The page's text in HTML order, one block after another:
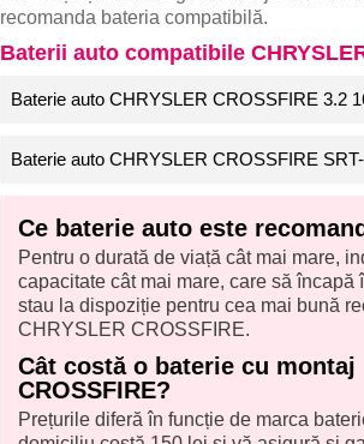
recomanda bateria compatibilă.
Baterii auto compatibile
Baterie auto CHRYSLER CROSSFIRE 3.2
Baterie auto CHRYSLER CROSSFIRE
Ce baterie auto este
Pentru o durată de viață cât mai mare,
capacitate cât mai mare, care să
stau la dispoziție pentru cea mai bună
CHRYSLER CROSSFIRE.
Cât costă o baterie cu
CROSSFIRE?
Prețurile diferă în funcție de marca